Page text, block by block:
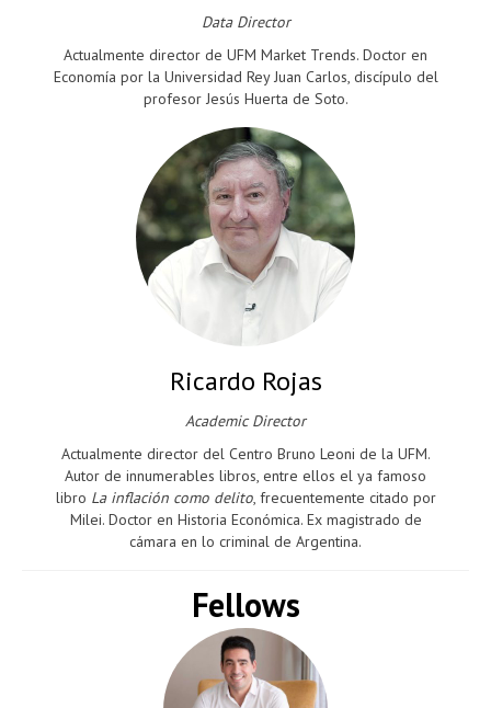
Data Director
Actualmente director de UFM Market Trends. Doctor en
Economía por la Universidad Rey Juan Carlos, discípulo del
profesor Jesús Huerta de Soto.
Ricardo Rojas
Academic Director
Actualmente director del Centro Bruno Leoni de la UFM.
Autor de innumerables libros, entre ellos el ya famoso
libro La inflación como delito, frecuentemente citado por
Milei. Doctor en Historia Económica. Ex magistrado de
cámara en lo criminal de Argentina.
Fellows